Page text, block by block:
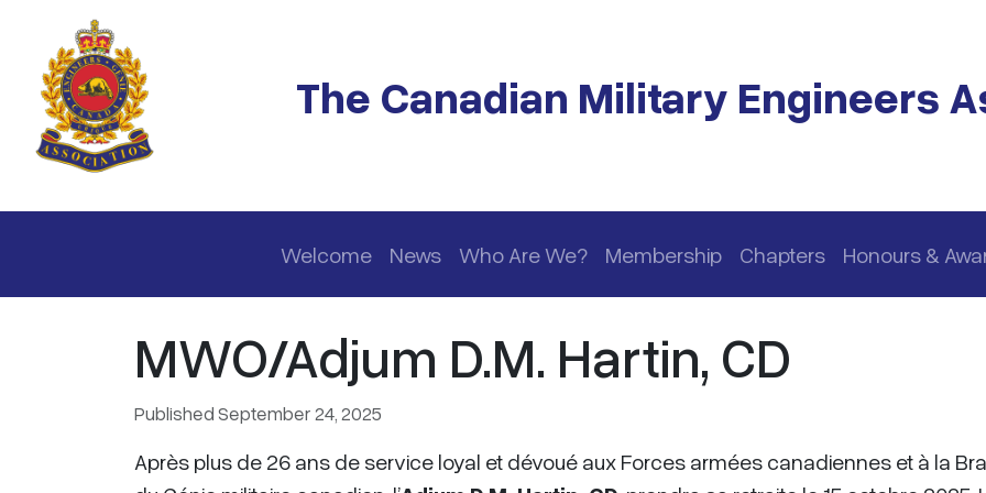
Skip to main content
The Canadian Military Engineers
Main navigation
Welcome News Who Are We? Membership Chapters Honours &
MWO/Adjum D.M. Hartin, CD
Published September 24, 2025
Après plus de 26 ans de service loyal et dévoué aux Forces armées canadiennes et à la